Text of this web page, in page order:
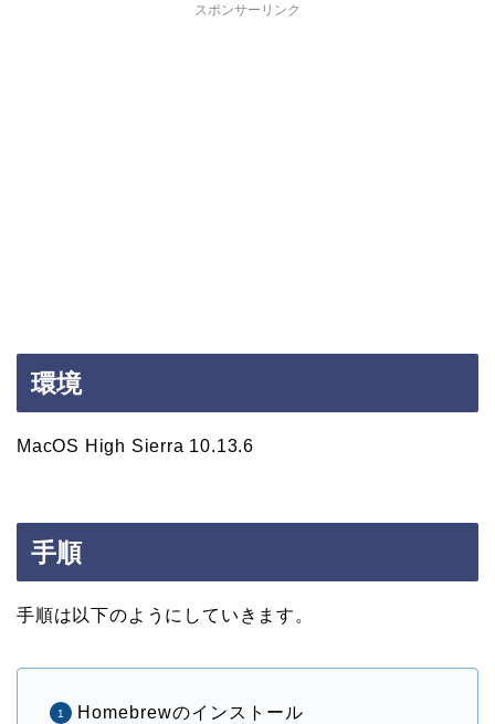
スポンサーリンク
環境
MacOS High Sierra 10.13.6
手順
手順は以下のようにしていきます。
Homebrewのインストール